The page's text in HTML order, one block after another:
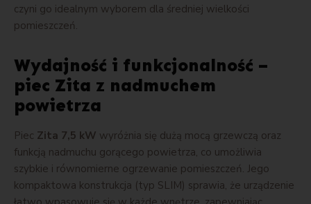
czyni go idealnym wyborem dla średniej wielkości
pomieszczeń.
Wydajność i funkcjonalność –
piec Zita z nadmuchem
powietrza
Piec Zita 7,5 kW wyróżnia się dużą mocą grzewczą oraz
funkcją nadmuchu gorącego powietrza, co umożliwia
szybkie i równomierne ogrzewanie pomieszczeń. Jego
kompaktowa konstrukcja (typ SLIM) sprawia, że urządzenie